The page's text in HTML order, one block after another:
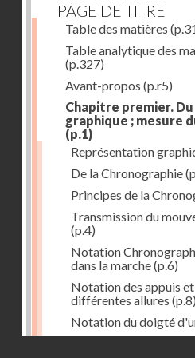
PAGE DE TITRE
Table des matières
Table analytique des
(p.327)
Avant-propos (p.r5)
Chapitre premier.
graphique ; mesure
(p.1)
Représentation
De la Chronographie
Principes de la
Transmission du
(p.4)
Notation
dans la marche(p.6)
Notation des appuis
différentes allures (p.8)
Notation du doigté